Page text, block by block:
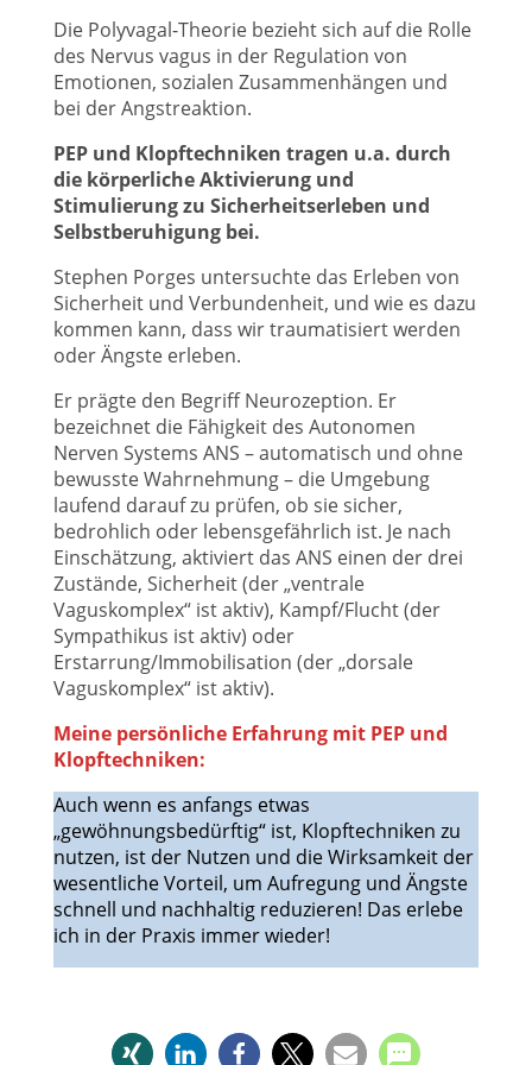
Die Polyvagal-Theorie bezieht sich auf die Rolle
des Nervus vagus in der Regulation von
Emotionen, sozialen Zusammenhängen und
bei der Angstreaktion.
PEP und Klopftechniken tragen u.a. durch
die körperliche Aktivierung und
Stimulierung zu Sicherheitserleben und
Selbstberuhigung bei.
Stephen Porges untersuchte das Erleben von
Sicherheit und Verbundenheit, und wie es dazu
kommen kann, dass wir traumatisiert werden
oder Ängste erleben.
Er prägte den Begriff Neurozeption. Er
bezeichnet die Fähigkeit des Autonomen
Nerven Systems ANS – automatisch und ohne
bewusste Wahrnehmung – die Umgebung
laufend darauf zu prüfen, ob sie sicher,
bedrohlich oder lebensgefährlich ist. Je nach
Einschätzung, aktiviert das ANS einen der drei
Zustände, Sicherheit (der „ventrale
Vaguskomplex“ ist aktiv), Kampf/Flucht (der
Sympathikus ist aktiv) oder
Erstarrung/Immobilisation (der „dorsale
Vaguskomplex“ ist aktiv).
Meine persönliche Erfahrung mit PEP und
Klopftechniken:
Auch wenn es anfangs etwas
„gewöhnungsbedürftig“ ist, Klopftechniken zu
nutzen, ist der Nutzen und die Wirksamkeit der
wesentliche Vorteil, um Aufregung und Ängste
schnell und nachhaltig reduzieren! Das erlebe
ich in der Praxis immer wieder!